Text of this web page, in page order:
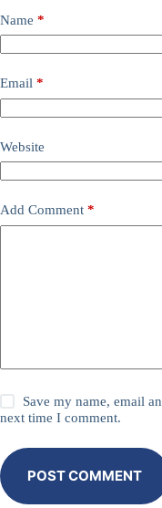
Name *
Email *
Website
Add Comment *
Save my name, email
next time I comment.
POST COMMENT